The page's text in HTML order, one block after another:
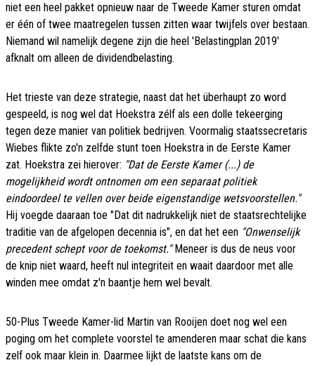
niet een heel pakket opnieuw naar de Tweede Kamer sturen omdat
er één of twee maatregelen tussen zitten waar twijfels over bestaan.
Niemand wil namelijk degene zijn die heel 'Belastingplan 2019'
afknalt om alleen de dividendbelasting.
Het trieste van deze strategie, naast dat het überhaupt zo word
gespeeld, is nog wel dat Hoekstra zélf als een dolle tekeerging
tegen deze manier van politiek bedrijven. Voormalig staatssecretaris
Wiebes flikte zo'n zelfde stunt toen Hoekstra in de Eerste Kamer
zat. Hoekstra zei hierover: "Dat de Eerste Kamer (...) de
mogelijkheid wordt ontnomen om een separaat politiek
eindoordeel te vellen over beide eigenstandige wetsvoorstellen."
Hij voegde daaraan toe "Dat dit nadrukkelijk niet de staatsrechtelijke
traditie van de afgelopen decennia is", en dat het een "Onwenselijk
precedent schept voor de toekomst." Meneer is dus de neus voor
de knip niet waard, heeft nul integriteit en waait daardoor met alle
winden mee omdat z'n baantje hem wel bevalt.
50-Plus Tweede Kamer-lid Martin van Rooijen doet nog wel een
poging om het complete voorstel te amenderen maar schat die kans
zelf ook maar klein in. Daarmee lijkt de laatste kans om de